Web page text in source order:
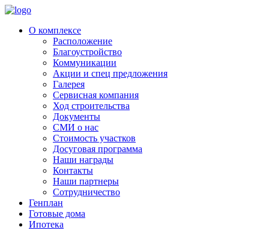
О комплексе
Расположение
Благоустройство
Коммуникации
Акции и спец предложения
Галерея
Сервисная компания
Ход строительства
Документы
СМИ о нас
Стоимость участков
Досуговая программа
Наши награды
Контакты
Наши партнеры
Сотрудничество
Генплан
Готовые дома
Ипотека